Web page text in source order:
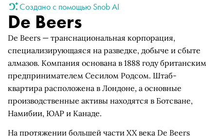
Создано с помощью Snob AI
De Beers
De Beers — транснациональная корпорация,
специализирующаяся на разведке, добыче и сбыте
алмазов. Компания основана в 1888 году британским
предпринимателем Сесилом Родсом. Штаб-
квартира расположена в Лондоне, а основные
производственные активы находятся в Ботсване,
Намибии, ЮАР и Канаде.
На протяжении большей части XX века De Beers